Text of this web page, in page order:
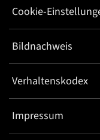
Cookie-
Bildnachweis
Verhaltenskodex
Impressum